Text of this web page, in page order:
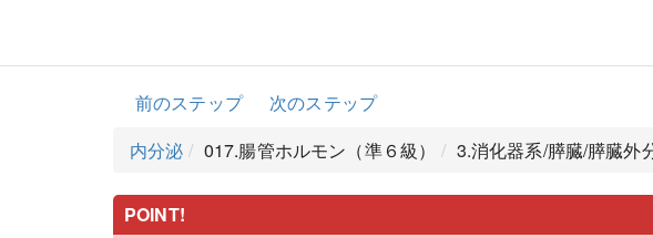
前のステップ
次のステップ
内分泌
017.腸管ホルモン（準６級） 3.消化器系/膵臓/膵臓外
POINT!